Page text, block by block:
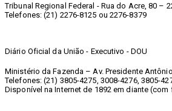
Tribunal Regional Federal - Rua do Acre, 80 –
Telefones: (21) 2276-8125 ou 2276-8379
Diário Oficial da União - Executivo - DOU
Ministério da Fazenda – Av. Presidente
Telefones: (21) 3805-4275, 3008-4276, 3805-
Disponível na Internet de 1892 em diante (com